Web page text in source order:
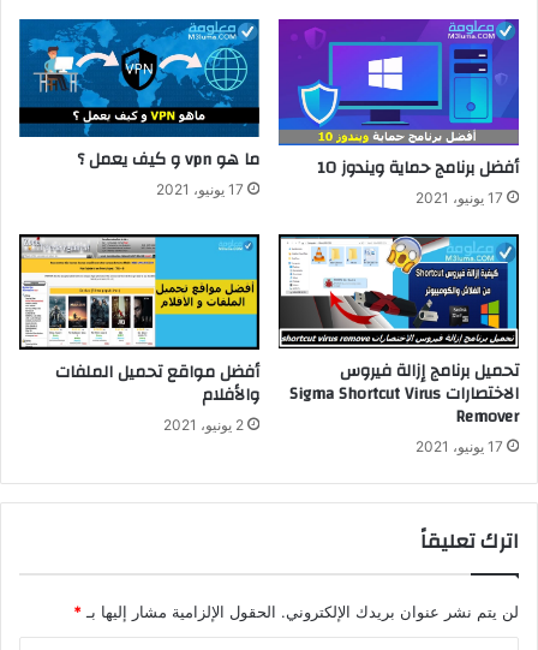
أفضل برنامج حماية ويندوز 10
17 يونيو، 2021
ما هو vpn و كيف يعمل ؟
17 يونيو، 2021
تحميل برنامج إزالة فيروس
الاختصارات Sigma Shortcut Virus
Remover
17 يونيو، 2021
أفضل مواقع تحميل الملفات
والأفلام
2 يونيو، 2021
اترك تعليقاً
لن يتم نشر عنوان بريدك الإلكتروني. الحقول الإلزامية مشار إليها بـ*